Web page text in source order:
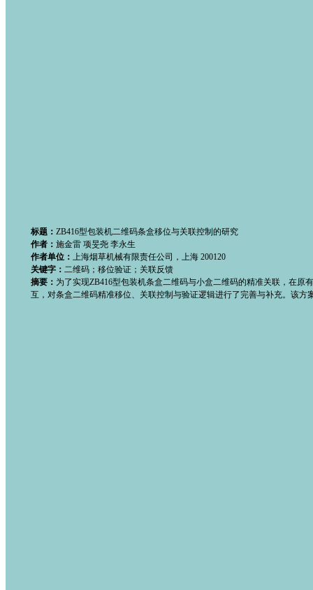
标题： ZB416型包装机二维码条盒移位与关联控制的研究
作者： 施金雷 项旻尧 李永生
作者单位： 上海烟草机械有限责任公司，上海 200120
关键字： 二维码；移位验证；关联反馈
摘要： 为了实现ZB416型包装机条盒二维码与小盒二维码的精准关联，在
互，对条盒二维码精准移位、关联控制与验证逻辑进行了完善与补充。该